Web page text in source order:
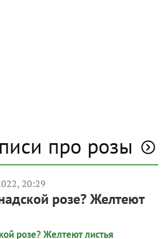
про розы
20:29
розе? Желтеют